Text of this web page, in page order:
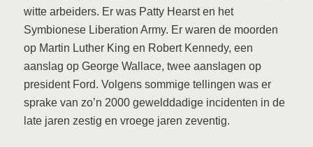
witte arbeiders. Er was Patty Hearst en het
Symbionese Liberation Army. Er waren de moorden
op Martin Luther King en Robert Kennedy, een
aanslag op George Wallace, twee aanslagen op
president Ford. Volgens sommige tellingen was er
sprake van zo’n 2000 gewelddadige incidenten in de
late jaren zestig en vroege jaren zeventig.